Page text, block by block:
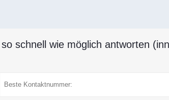
schnell wie möglich antworten